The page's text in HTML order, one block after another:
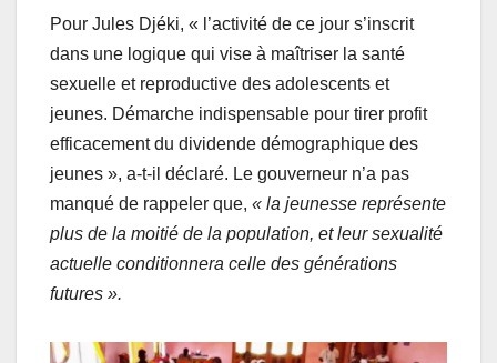
Pour Jules Djéki, « l’activité de ce jour s’inscrit
dans une logique qui vise à maîtriser la santé
sexuelle et reproductive des adolescents et
jeunes. Démarche indispensable pour tirer profit
efficacement du dividende démographique des
jeunes », a-t-il déclaré. Le gouverneur n’a pas
manqué de rappeler que, « la jeunesse représente
plus de la moitié de la population, et leur sexualité
actuelle conditionnera celle des générations
futures ».